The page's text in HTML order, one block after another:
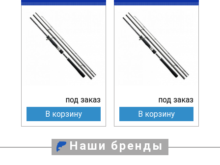
под заказ
В корзину
под заказ
В корзину
Наши бренды